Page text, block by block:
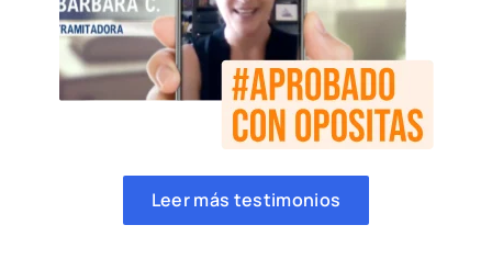
Leer más testimonios